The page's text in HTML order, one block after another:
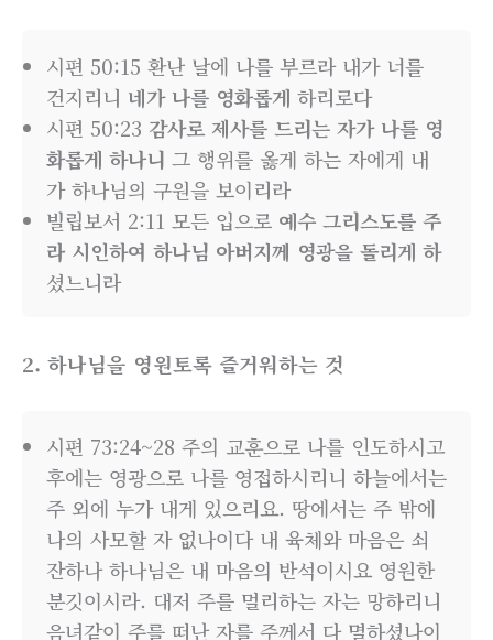
시편 50:15 환난 날에 나를 부르라 내가 너를
건지리니 네가 나를 영화롭게 하리로다
시편 50:23 감사로 제사를 드리는 자가 나를 영
화롭게 하나니 그 행위를 옳게 하는 자에게 내
가 하나님의 구원을 보이리라
빌립보서 2:11 모든 입으로 예수 그리스도를 주
라 시인하여 하나님 아버지께 영광을 돌리게 하
셨느니라
2. 하나님을 영원토록 즐거워하는 것
시편 73:24~28 주의 교훈으로 나를 인도하시고
후에는 영광으로 나를 영접하시리니 하늘에서는
주 외에 누가 내게 있으리요. 땅에서는 주 밖에
나의 사모할 자 없나이다 내 육체와 마음은 쇠
잔하나 하나님은 내 마음의 반석이시요 영원한
분깃이시라. 대저 주를 멀리하는 자는 망하리니
음녀같이 주를 떠난 자를 주께서 다 멸하셨나이